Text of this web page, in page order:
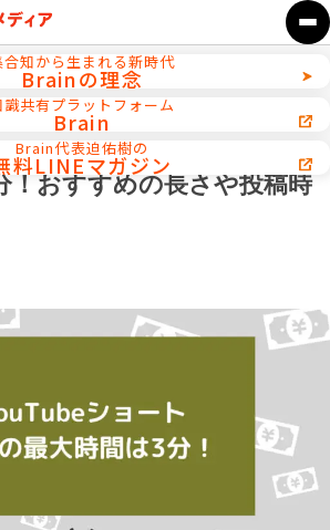
合知から生まれる新時代
Brainの理念
識共有プラットフォーム
Brain
Brain代表迫佑樹の
料LINEマガジン
／ショート動画運用
】YouTubeショート動画の
！おすすめの長さや投稿時